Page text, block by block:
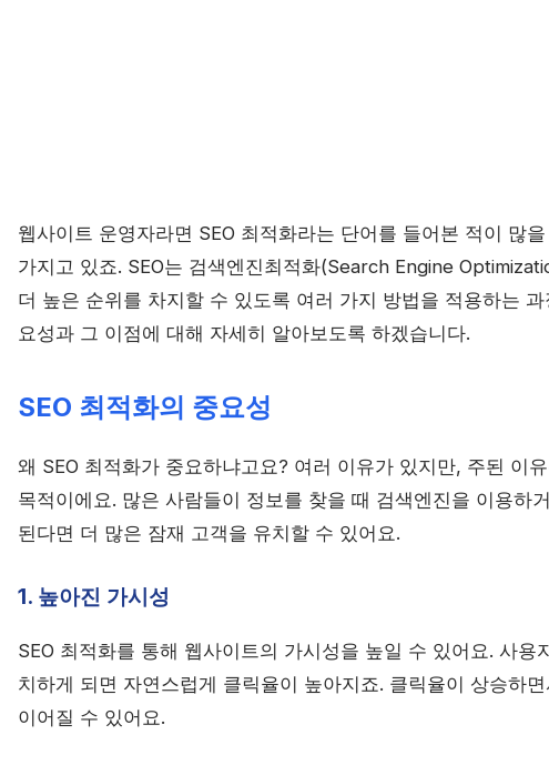
웹사이트 운영자라면 SEO 최적화라는 단어를 들어본 적이 많
가지고 있죠. SEO는 검색엔진최적화(Search Engine
더 높은 순위를 차지할 수 있도록 여러 가지 방법을 적용하는
요성과 그 이점에 대해 자세히 알아보도록 하겠습니다.
SEO 최적화의 중요성
왜 SEO 최적화가 중요하냐고요? 여러 이유가 있지만, 주된 이
목적이에요. 많은 사람들이 정보를 찾을 때 검색엔진을 이용하
된다면 더 많은 잠재 고객을 유치할 수 있어요.
1. 높아진 가시성
SEO 최적화를 통해 웹사이트의 가시성을 높일 수 있어요. 사
치하게 되면 자연스럽게 클릭율이 높아지죠. 클릭율이 상승하
이어질 수 있어요.